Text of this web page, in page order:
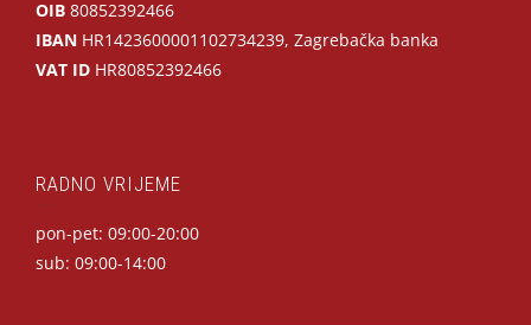
OIB 80852392466
IBAN HR1423600001102734239, Zagrebačka banka
VAT ID HR80852392466
RADNO VRIJEME
pon-pet: 09:00-20:00
sub: 09:00-14:00